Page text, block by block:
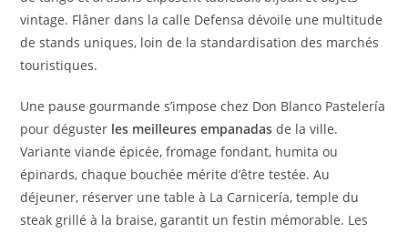
vintage. Flâner dans la calle Defensa dévoile une multitude
de stands uniques, loin de la standardisation des marchés
touristiques.
Une pause gourmande s’impose chez Don Blanco Pastelería
pour déguster les meilleures empanadas de la ville.
Variante viande épicée, fromage fondant, humita ou
épinards, chaque bouchée mérite d’être testée. Au
déjeuner, réserver une table à La Carnicería, temple du
steak grillé à la braise, garantit un festin mémorable. Les